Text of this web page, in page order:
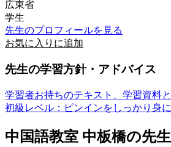
広東省
学生
先生のプロフィールを見る
お気に入りに追加
先生の学習方針・アドバイス
学習者お持ちのテキスト、学習資料
初級レベル：ピンインをしっかり身
中国語教室 中板橋の先生